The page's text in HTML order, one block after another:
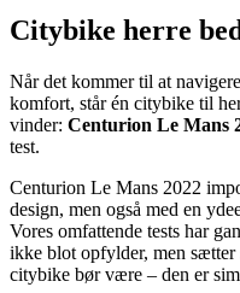
Citybike herre
Når det kommer til at
komfort, står én citybike til
vinder: Centurion Le Mans
test.
Centurion Le Mans 2022
design, men også med en
Vores omfattende tests har
ikke blot opfylder, men sætter
citybike bør være – den er